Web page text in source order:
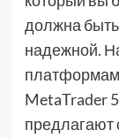
должна
надежной.
MetaTrader
предлагают